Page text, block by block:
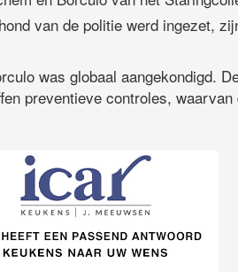
van de politie werd ingezet,
was globaal aangekondigd.
preventieve controles, waarvan